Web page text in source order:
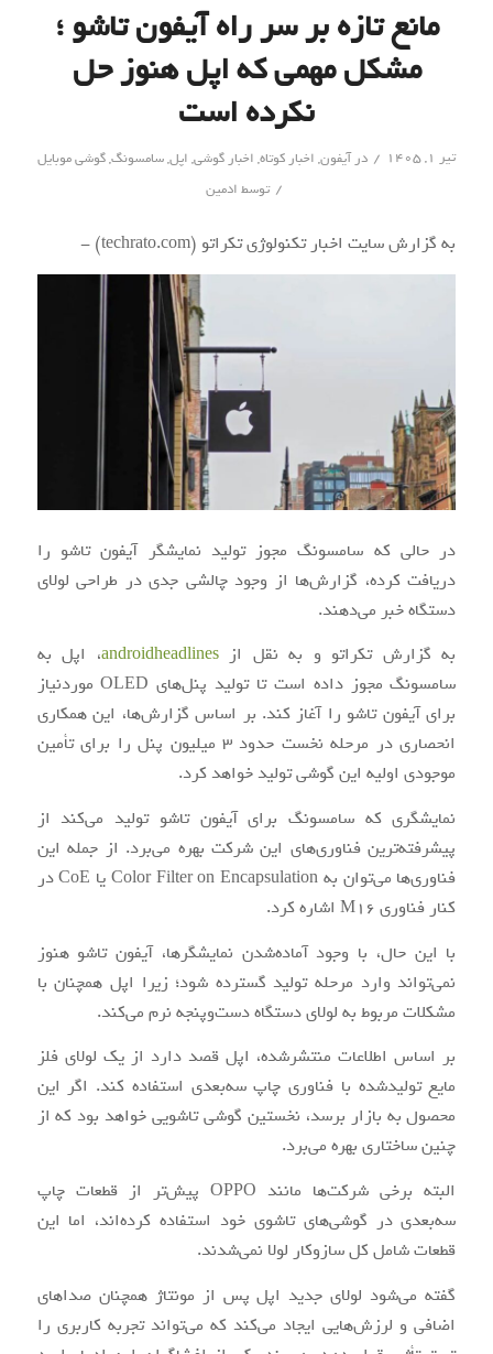
مانع تازه بر سر راه آیفون تاشو ؛
مشکل مهمی که اپل هنوز حل
نکرده است
تیر ۱, ۱۴۰۵ / درآیفون, اخبار کوتاه, اخبار گوشی, اپل,سامسونگ,گوشی موبایل
/ توسط ادمین
به گزارش سایت اخبار تکنولوژی تکراتو (techrato.com) -
در حالی که سامسونگ مجوز تولید نمایشگر آیفون تاشو را
دریافت کرده، گزارش‌ها از وجود چالشی جدی در طراحی لولای
دستگاه خبر می‌دهند.
به گزارش تکراتو و به نقل ازandroidheadlines، اپل به
سامسونگ مجوز داده است تا تولید پنل‌های OLED موردنیاز
برای آیفون تاشو را آغاز کند. بر اساس گزارش‌ها، این همکاری
انحصاری در مرحله نخست حدود 3 میلیون پنل را برای تأمین
موجودی اولیه این گوشی تولید خواهد کرد.
نمایشگری که سامسونگ برای آیفون تاشو تولید می‌کند از
پیشرفته‌ترین فناوری‌های این شرکت بهره می‌برد. از جمله این
فناوری‌ها می‌توان به Color Filter on Encapsulation یا CoE در
کنار فناوری M16 اشاره کرد.
با این حال، با وجود آماده‌شدن نمایشگرها، آیفون تاشو هنوز
نمی‌تواند وارد مرحله تولید گسترده شود؛ زیرا اپل همچنان با
مشکلات مربوط به لولای دستگاه دست‌وپنجه نرم می‌کند.
بر اساس اطلاعات منتشرشده، اپل قصد دارد از یک لولای فلز
مایع تولیدشده با فناوری چاپ سه‌بعدی استفاده کند. اگر این
محصول به بازار برسد، نخستین گوشی تاشویی خواهد بود که از
چنین ساختاری بهره می‌برد.
البته برخی شرکت‌ها مانند OPPO پیش‌تر از قطعات چاپ
سه‌بعدی در گوشی‌های تاشوی خود استفاده کرده‌اند، اما این
قطعات شامل کل سازوکار لولا نمی‌شدند.
گفته می‌شود لولای جدید اپل پس از مونتاژ همچنان صداهای
اضافی و لرزش‌هایی ایجاد می‌کند که می‌تواند تجربه کاربری را